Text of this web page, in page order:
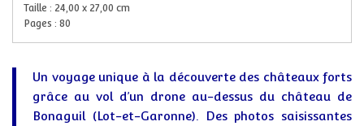
Taille : 24,00 x 27,00 cm
Pages : 80
Un voyage unique à la découverte des châteaux forts
grâce au vol d’un drone au-dessus du château de
Bonaguil (Lot-et-Garonne). Des photos saisissantes